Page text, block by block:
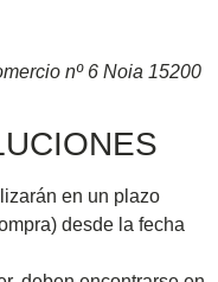
nº 6 Noia 15200
en un plazo
desde la fecha